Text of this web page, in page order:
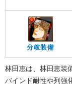
分岐装備
林田恵は、林田恵装
バインド耐性や列強